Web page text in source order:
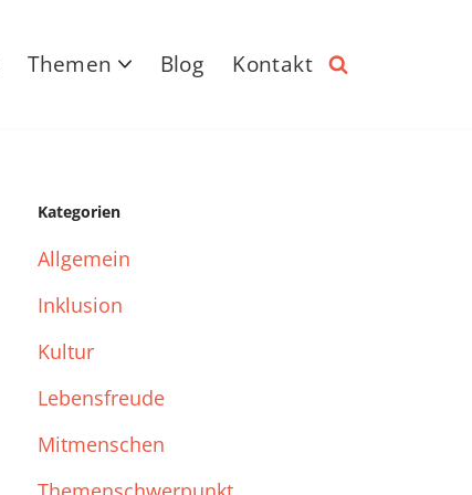
Themen Blog Kontakt
Kategorien
Allgemein
Inklusion
Kultur
Lebensfreude
Mitmenschen